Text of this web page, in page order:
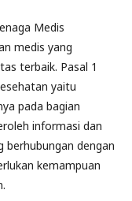
Medis
medis yang
terbaik. Pasal 1
yaitu
pada bagian
informasi dan
berhubungan dengan
kemampuan